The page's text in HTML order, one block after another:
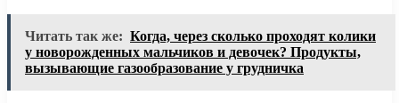
Читать так же: Когда, через сколько проходят колики
у новорожденных мальчиков и девочек? Продукты,
вызывающие газообразование у грудничка